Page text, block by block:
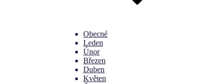
Obecné
Leden
Únor
Březen
Duben
Květen